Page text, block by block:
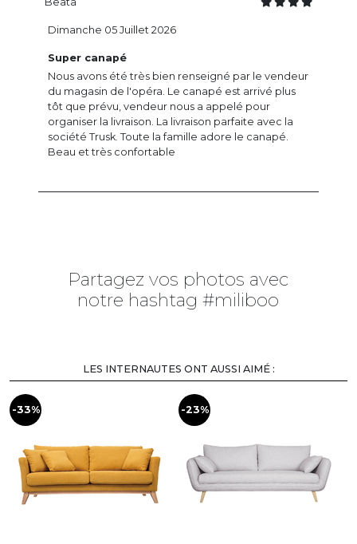
Super canapé
Nous avons été très bien renseigné par le vendeur
du magasin de l'opéra. Le canapé est arrivé plus
tôt que prévu, vendeur nous a appelé pour
organiser la livraison. La livraison parfaite avec la
société Trusk. Toute la famille adore le canapé.
Beau et très confortable
Dimanche 05 Juillet 2026
Partagez vos photos avec
notre hashtag #miliboo
LES INTERNAUTES ONT AUSSI AIMÉ :
-33% -23%